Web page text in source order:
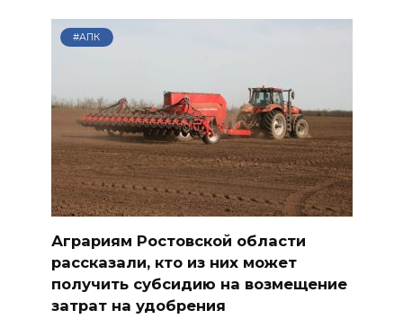
#АПК
Аграриям Ростовской области
рассказали, кто из них может
получить субсидию на возмещение
затрат на удобрения